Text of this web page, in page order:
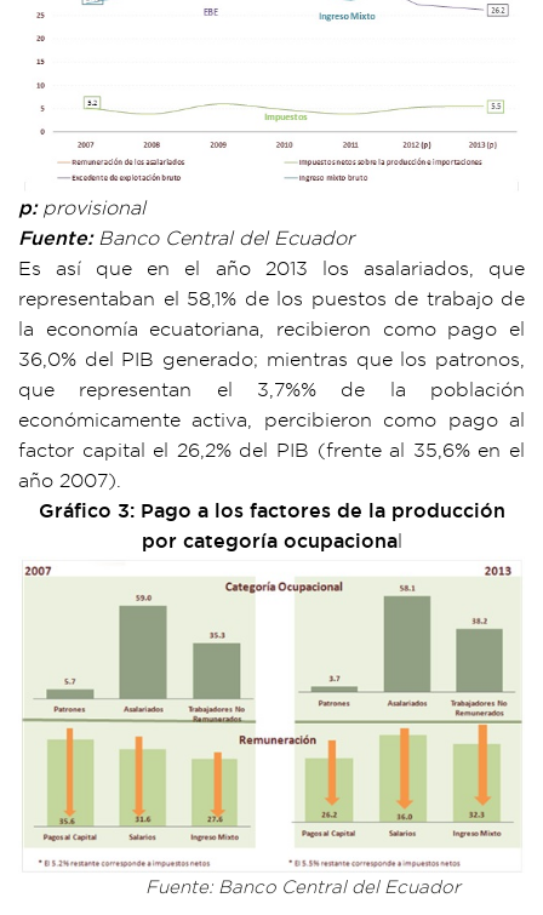
p:provisional
Fuente:Banco Central del Ecuador
Es así que en el año 2013 los asalariados, que
representaban el 58,1% de los puestos de trabajo de
la economía ecuatoriana, recibieron como pago el
36,0% del PIB generado; mientras que los patronos,
que representan el 3,7%% de la población
económicamente activa, percibieron como pago al
factor capital el 26,2% del PIB (frente al 35,6% en el
año 2007).
Gráfico 3: Pago a los factores de la producción
por categoría ocupacional
Fuente: Banco Central del Ecuador